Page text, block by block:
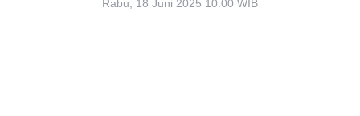
Rabu, 18 Juni 2025 10:00 WIB